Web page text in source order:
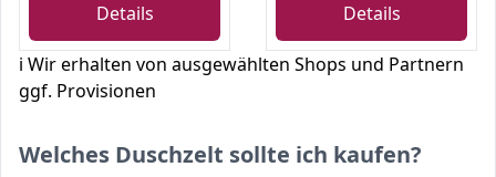
Details Details
ℹ️ Wir erhalten von ausgewählten Shops und Partnern
ggf. Provisionen
Welches Duschzelt sollte ich kaufen?